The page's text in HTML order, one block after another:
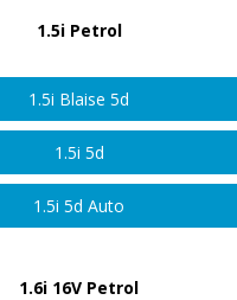
1.5i Petrol
1.5i Blaise 5d
1.5i 5d
1.5i 5d Auto
1.6i 16V Petrol